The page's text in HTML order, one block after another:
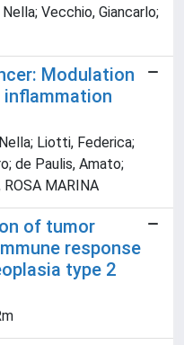
Vecchio, Giancarlo;
Modulation
Liotti, Federica;
de Paulis, Amato;
MARINA
of tumor
response
type 2